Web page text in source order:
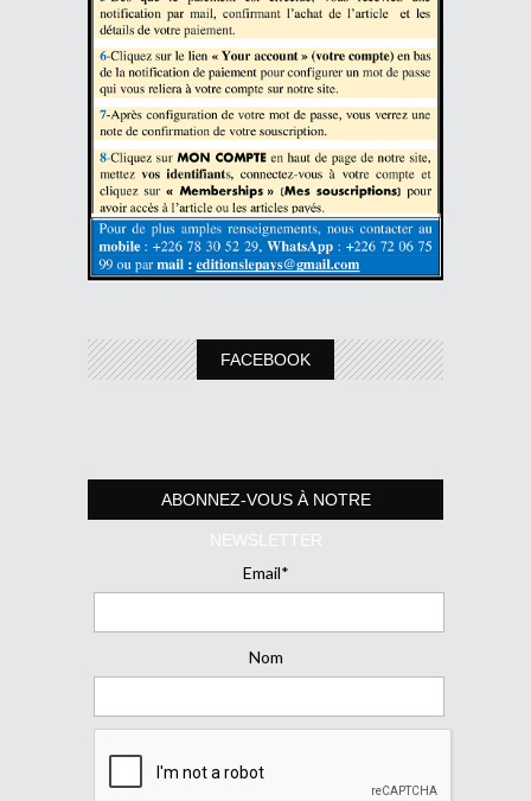
FACEBOOK
ABONNEZ-VOUS À NOTRE
NEWSLETTER
Email*
Nom